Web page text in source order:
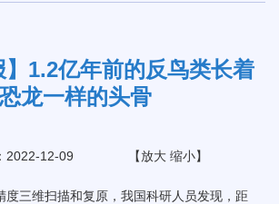
】1.2亿年前的反鸟类长着
恐龙一样的头骨
2022-12-09 【放大 缩小】
三维扫描和复原，我国科研人员发现，距